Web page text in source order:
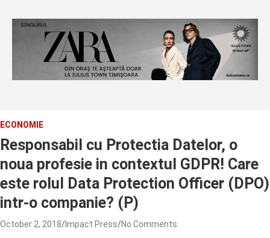
ECONOMIE
Responsabil cu Protectia Datelor, o
noua profesie in contextul GDPR! Care
este rolul Data Protection Officer (DPO)
intr-o companie? (P)
October 2, 2018 Impact Press No Comments